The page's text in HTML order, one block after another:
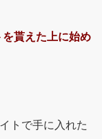
貰えた上に始め
トで手に入れた